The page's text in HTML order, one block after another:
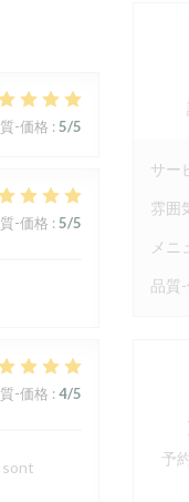
-価格 : 5/5
-価格 : 5/5
-価格 : 4/5
sont
サー
雰囲
メニ
品質
予